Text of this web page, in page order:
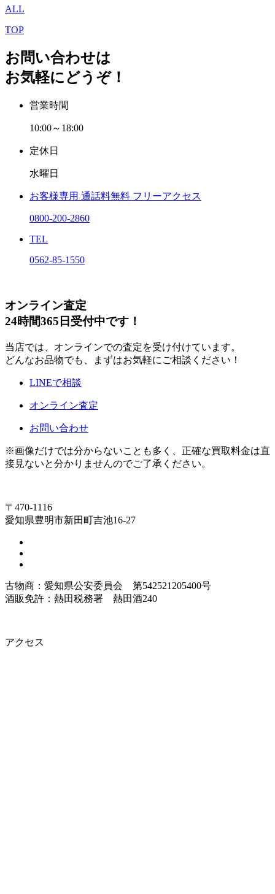
ALL
TOP
お問い合わせは
お気軽にどうぞ！
営業時間
10:00～18:00
定休日
水曜日
お客様専用 通話料無料 フリーアクセス
0800-200-2860
TEL
0562-85-1550
オンライン査定
24時間365日受付中です！
当店では、オンラインでの査定を受け付けています。
どんなお品物でも、まずはお気軽にご相談ください！
LINEで相談
オンライン査定
お問い合わせ
※画像だけでは分からないことも多く、正確な買取料金は直
接見ないと分かりませんのでご了承ください。
〒470-1116
愛知県豊明市新田町吉池16-27
古物商：愛知県公安委員会 第542521205400号
酒販免許：熱田税務署 熱田酒240
アクセス